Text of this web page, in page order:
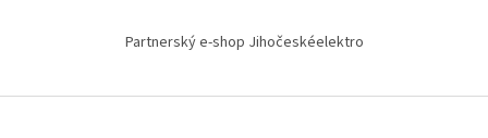
Partnerský e-shop Jihočeskéelektro